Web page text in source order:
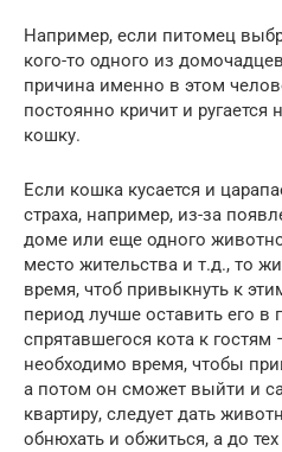
Например, если питомец
кого-то одного из
причина именно в этом
постоянно кричит и ругается
кошку.
Если кошка кусается и
страха, например, из-за
доме или еще одного
место жительства и т.д., то
время, чтоб привыкнуть к
период лучше оставить его в
спрятавшегося кота к
необходимо время, чтобы
а потом он сможет выйти и
квартиру, следует дать
обнюхать и обжиться, а до